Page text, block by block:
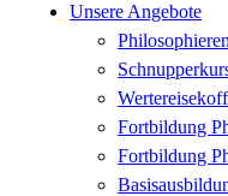
Unsere Angebote
Fortbildung
Fortbildung